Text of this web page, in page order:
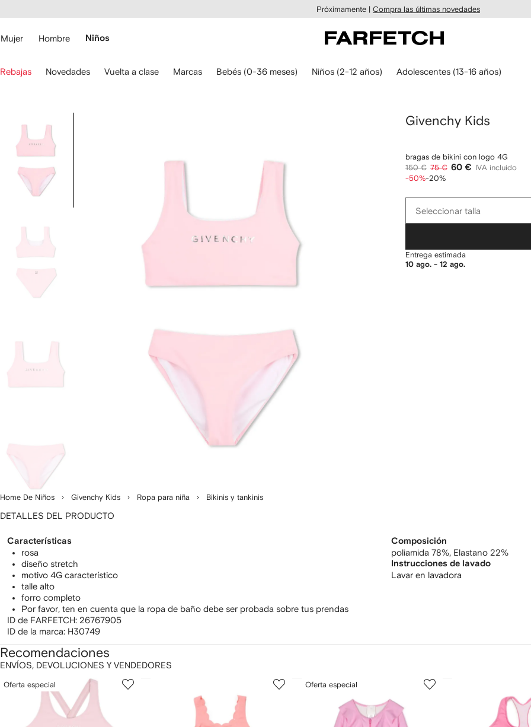
Próximamente | Compra las últimas novedades
Mujer Hombre Niños
Rebajas Novedades Vuelta a clase Marcas Bebés (0-36 meses) Niños (2-12 años) Adolescentes (13-16 años)
Home De Niños Givenchy Kids Ropa para niña Bikinis y tankinis
Givenchy Kids
bragas de bikini con logo 4G
150 € 75 € 60 €
IVA incluido
-50%-20%
tallaSeleccionar talla
Entrega estimada
10 ago. - 12 ago.
DETALLES DEL PRODUCTO
Características
rosa
diseño stretch
motivo 4G característico
talle alto
forro completo
Por favor, ten en cuenta que la ropa de baño debe ser probada sobre tus prendas
ID de FARFETCH: 26767905
ID de la marca: H30749
Composición
poliamida 78%, Elastano 22%
Instrucciones de lavado
Lavar en lavadora
ENVÍOS, DEVOLUCIONES Y VENDEDORES
Recomendaciones
deOferta especial
2
3
de
Oferta especial
4